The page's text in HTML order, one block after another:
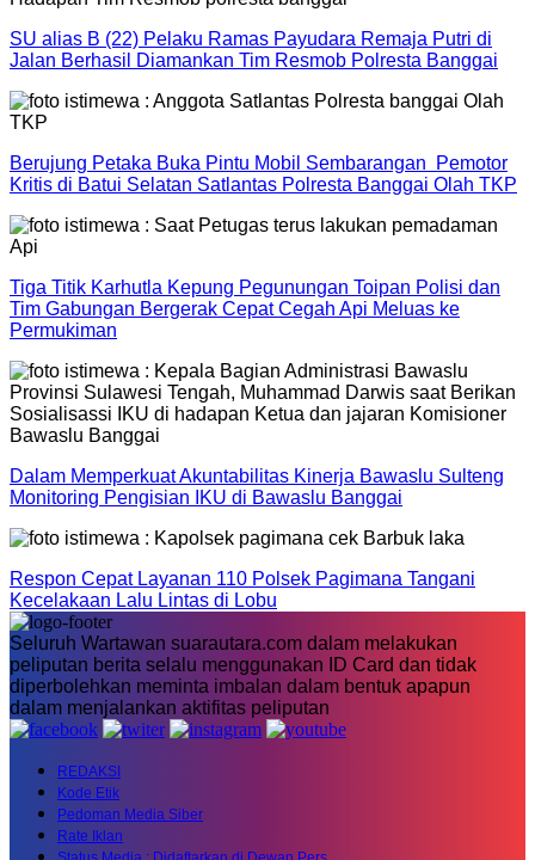
SU alias B (22) Pelaku Ramas Payudara Remaja Putri di
Jalan Berhasil Diamankan Tim Resmob Polresta Banggai
Berujung Petaka Buka Pintu Mobil Sembarangan Pemotor
Kritis di Batui Selatan Satlantas Polresta Banggai Olah TKP
Tiga Titik Karhutla Kepung Pegunungan Toipan Polisi dan
Tim Gabungan Bergerak Cepat Cegah Api Meluas ke
Permukiman
Dalam Memperkuat Akuntabilitas Kinerja Bawaslu Sulteng
Monitoring Pengisian IKU di Bawaslu Banggai
Respon Cepat Layanan 110 Polsek Pagimana Tangani
Kecelakaan Lalu Lintas di Lobu
Seluruh Wartawan suarautara.com dalam melakukan
peliputan berita selalu menggunakan ID Card dan tidak
diperbolehkan meminta imbalan dalam bentuk apapun
dalam menjalankan aktifitas peliputan
REDAKSI
Kode Etik
Pedoman Media Siber
Rate Iklan